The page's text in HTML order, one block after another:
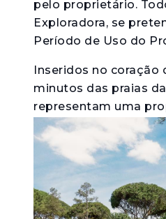
pelo proprietário.
Exploradora, se
Período de Uso do
Inseridos no coração
minutos das praias
representam uma
mais consolidados
Desenvolvidos
uma utilização
regime de pool, com
rendimento através